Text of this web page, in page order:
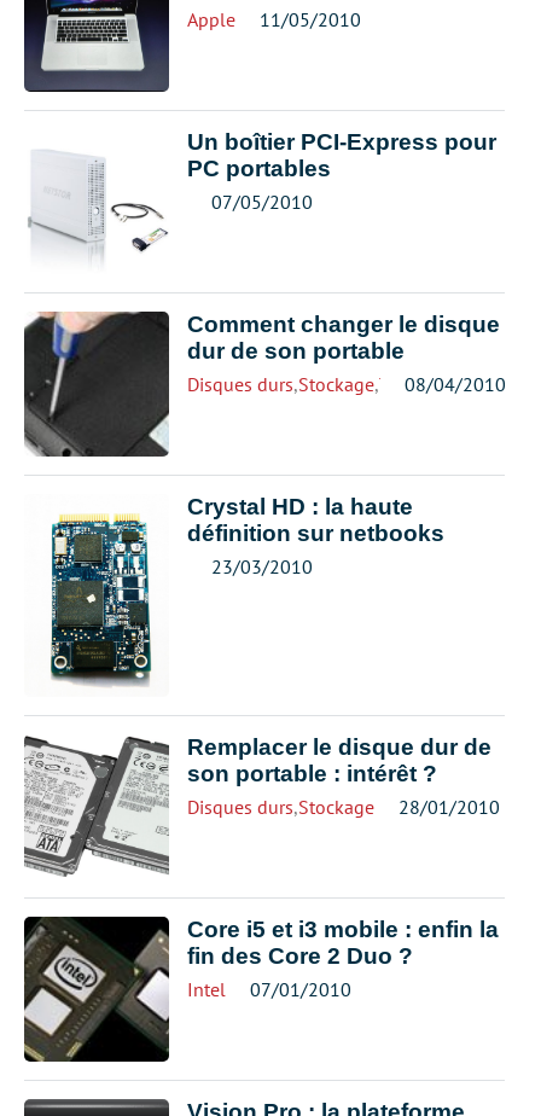
Apple 11/05/2010
Un boîtier PCI-Express pour
PC portables
07/05/2010
Comment changer le disque
dur de son portable
Disques durs,Stockage,Toshiba
08/04/2010
Crystal HD : la haute
définition sur netbooks
23/03/2010
Remplacer le disque dur de
son portable : intérêt ?
Disques durs,Stockage 28/01/2010
Core i5 et i3 mobile : enfin la
fin des Core 2 Duo ?
Intel 07/01/2010